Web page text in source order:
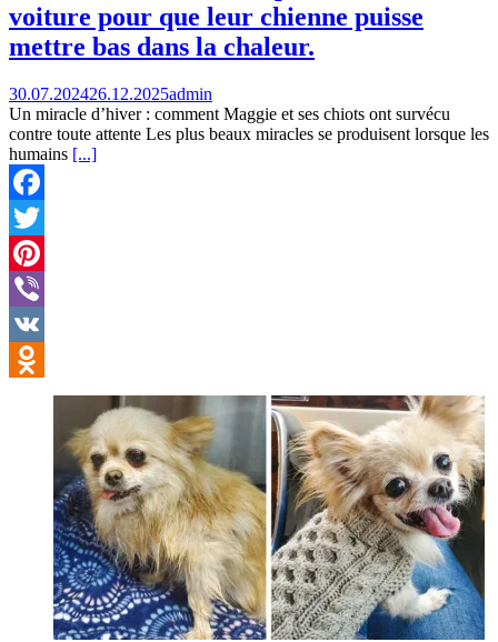
voiture pour que leur chienne puisse
mettre bas dans la chaleur.
30.07.202426.12.2025admin
Un miracle d’hiver : comment Maggie et ses chiots ont survécu
contre toute attente Les plus beaux miracles se produisent lorsque les
humains [...]
Facebook
Twitter
Pinterest
Viber
VK
Odnoklassniki